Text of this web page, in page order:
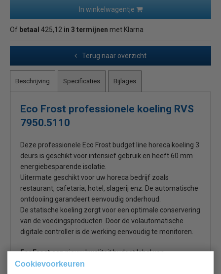
Cookievoorkeuren
In winkelwagentje
Of betaal 425,12 in 3 termijnen met Klarna
Terug naar overzicht
Beschrijving Specificaties Bijlages
Eco Frost professionele koeling RVS
7950.5110
Deze professionele Eco Frost budget line horeca koeling 3
deurs is geschikt voor intensief gebruik en heeft 60 mm
energiebesparende isolatie.
Uitermate geschikt voor uw horeca bedrijf zoals
restaurant, cafetaria, hotel, slagerij enz. De automatische
ontdooiing garandeert eenvoudig onderhoud.
De statische koeling zorgt voor een optimale conservering
van de voedingsproducten. Door de volautomatische
digitale controller is de werking eenvoudig te monitoren.
EcoFrosteen nieuw kwaliteit budget label van
Combisteel, deze commerciële koelingen zijn speciaal